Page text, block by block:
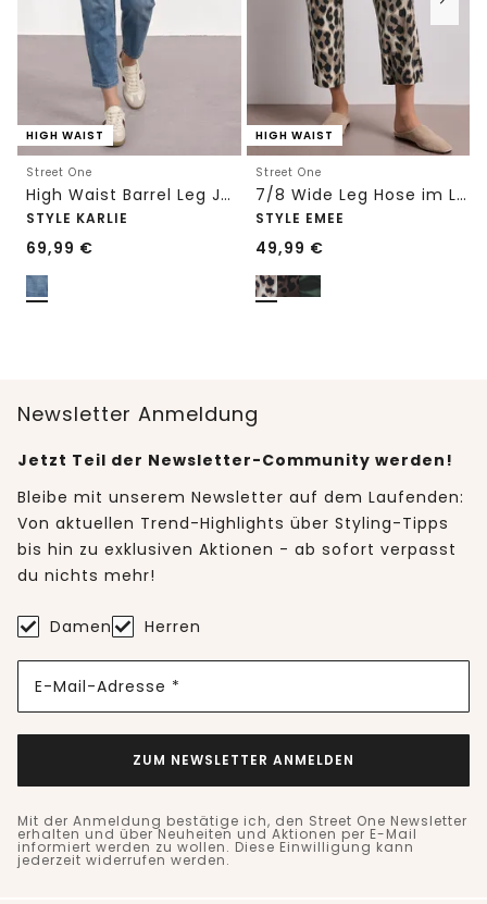
HIGH WAIST
Street One
High Waist Barrel Leg Jeans im Loose Fit
STYLE KARLIE
69,99 €
HIGH WAIST
Street One
7/8 Wide Leg Hose im Loose Fit mit Print
STYLE EMEE
49,99 €
Newsletter Anmeldung
Jetzt Teil der Newsletter-Community werden!
Bleibe mit unserem Newsletter auf dem Laufenden:
Von aktuellen Trend-Highlights über Styling-Tipps
bis hin zu exklusiven Aktionen - ab sofort verpasst
du nichts mehr!
Damen Herren
E-Mail-Adresse *
ZUM NEWSLETTER ANMELDEN
Mit der Anmeldung bestätige ich, den Street One Newsletter
erhalten und über Neuheiten und Aktionen per E-Mail
informiert werden zu wollen. Diese Einwilligung kann
jederzeit widerrufen werden.